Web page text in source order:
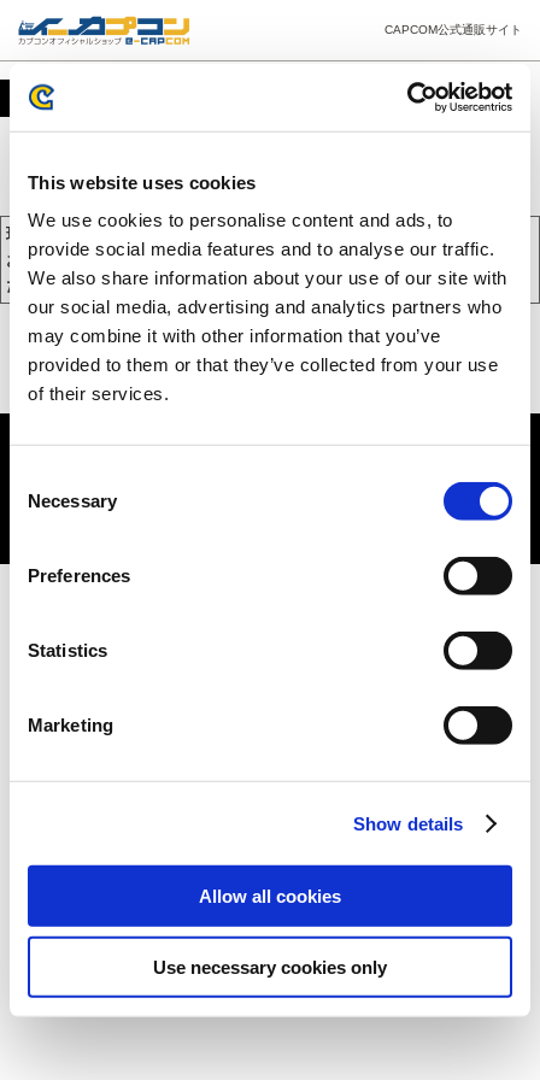
This website uses cookies
We use cookies to personalise content and ads, to
provide social media features and to analyse our traffic.
We also share information about your use of our site with
our social media, advertising and analytics partners who
may combine it with other information that you’ve
provided to them or that they’ve collected from your use
of their services.
Selection
Necessary
Preferences
Statistics
Marketing
Show details
Allow all cookies
Use necessary cookies only
CAPCOM公式通販サイト
カート
現在、カートには商品が入っておりません。
お買い物を続けるには下の 「お買い物を続ける」 をクリックしてく
ださい。